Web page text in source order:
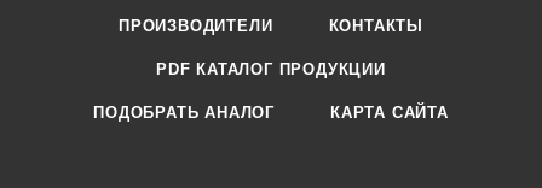
ПРОИЗВОДИТЕЛИ КОНТАКТЫ
PDF КАТАЛОГ ПРОДУКЦИИ
ПОДОБРАТЬ АНАЛОГ КАРТА САЙТА